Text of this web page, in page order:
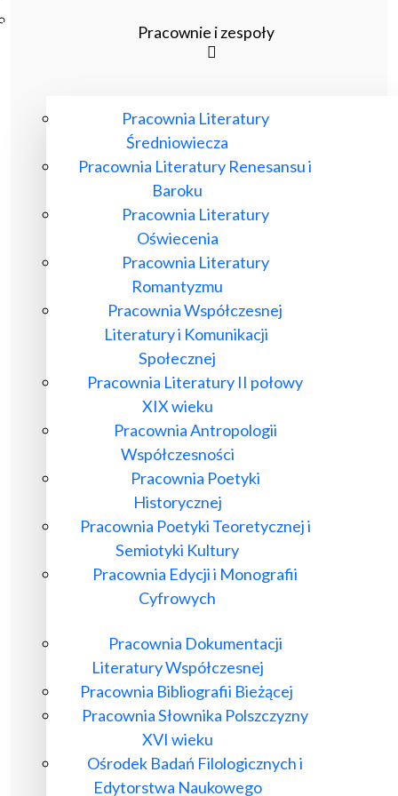
Pracownie i zespoły
Pracownia Literatury
Średniowiecza
Pracownia Literatury Renesansu i
Baroku
Pracownia Literatury
Oświecenia
Pracownia Literatury
Romantyzmu
Pracownia Współczesnej
Literatury i Komunikacji
Społecznej
Pracownia Literatury II połowy
XIX wieku
Pracownia Antropologii
Współczesności
Pracownia Poetyki
Historycznej
Pracownia Poetyki Teoretycznej i
Semiotyki Kultury
Pracownia Edycji i Monografii
Cyfrowych
Pracownia Dokumentacji
Literatury Współczesnej
Pracownia Bibliografii Bieżącej
Pracownia Słownika Polszczyzny
XVI wieku
Ośrodek Badań Filologicznych i
Edytorstwa Naukowego